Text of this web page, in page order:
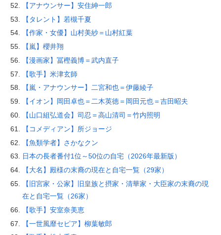
【アナウンサー】安住紳一郎
【タレント】若槻千夏
【作家・女優】山村美紗＝山村紅葉
【嵐】櫻井翔
【漫画家】冨樫義博＝武内直子
【歌手】米津玄師
【嵐・アナウンサー】二宮和也＝伊藤綾子
【イオン】岡田卓也＝二木英徳＝岡田元也＝吉田昭夫
【山口組弘道会】司忍＝高山清司＝竹内照明
【コメディアン】所ジョージ
【魚類学者】さかなクン
日本の長者番付1位～50位の自宅（2026年最新版）
【大名】殿様の末裔の現在と自宅一覧（29家）
【旧宮家・公家】旧皇族と摂家・清華家・大臣家の末裔の現
在と自宅一覧（26家）
【歌手】安室奈美恵
【一世風靡セピア】柳葉敏郎